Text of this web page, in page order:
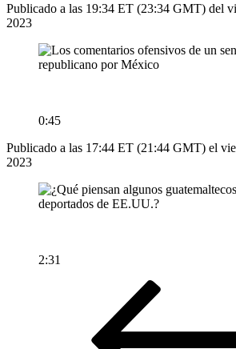
Publicado a las 19:34 ET (23:34 GMT) del
2023
0:45
Publicado a las 17:44 ET (21:44 GMT) el
2023
2:31